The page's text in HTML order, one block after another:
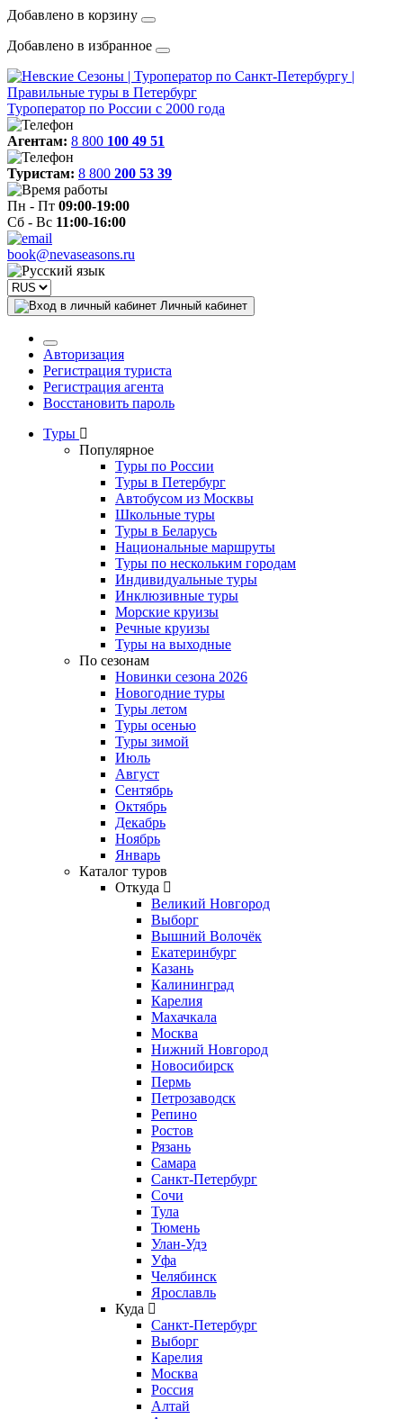
Добавлено в корзину
Добавлено в избранное
Туроператор по России с 2000 года
Агентам: 8 800 100 49 51
Туристам: 8 800 200 53 39
Пн - Пт 09:00-19:00
Сб - Вс 11:00-16:00
book@nevaseasons.ru
Личный кабинет
Авторизация
Регистрация туриста
Регистрация агента
Восстановить пароль
Туры
Популярное
Туры по России
Туры в Петербург
Автобусом из Москвы
Школьные туры
Туры в Беларусь
Национальные маршруты
Туры по нескольким городам
Индивидуальные туры
Инклюзивные туры
Морские круизы
Речные круизы
Туры на выходные
По сезонам
Новинки сезона 2026
Новогодние туры
Туры летом
Туры осенью
Туры зимой
Июль
Август
Сентябрь
Октябрь
Декабрь
Ноябрь
Январь
Каталог туров
Откуда
Великий Новгород
Выборг
Вышний Волочёк
Екатеринбург
Казань
Калининград
Карелия
Махачкала
Москва
Нижний Новгород
Новосибирск
Пермь
Петрозаводск
Репино
Ростов
Рязань
Самара
Санкт-Петербург
Сочи
Тула
Тюмень
Улан-Удэ
Уфа
Челябинск
Ярославль
Куда
Санкт-Петербург
Выборг
Карелия
Москва
Россия
Алтай